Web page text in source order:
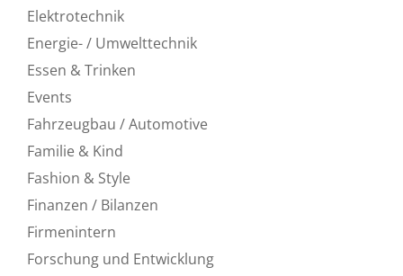
Elektrotechnik
Energie- / Umwelttechnik
Essen & Trinken
Events
Fahrzeugbau / Automotive
Familie & Kind
Fashion & Style
Finanzen / Bilanzen
Firmenintern
Forschung und Entwicklung